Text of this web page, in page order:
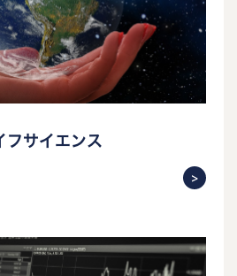
フサイエンス